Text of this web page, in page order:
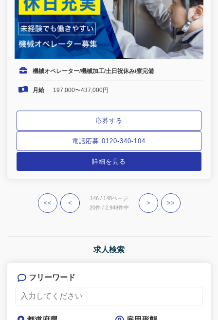
機械オペレーター/機械加工/土日祝休み/寮完備
月給 197,000〜437,000円
応募する
電話応募 0120-340-104
詳細を見る
<< <
146 / 148ページ
20件 / 2,948件中
> >>
求人検索
フリーワード